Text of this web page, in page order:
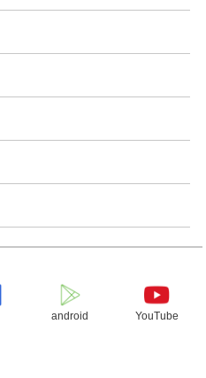
android YouTube